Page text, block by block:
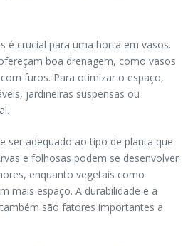
é crucial para uma horta em vasos.
boa drenagem, como vasos
furos. Para otimizar o espaço,
jardineiras suspensas ou
ser adequado ao tipo de planta que
e folhosas podem se desenvolver
enquanto vegetais como
mais espaço. A durabilidade e a
são fatores importantes a